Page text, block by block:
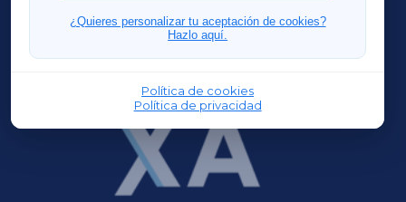
¿Quieres personalizar tu aceptación de cookies?
Hazlo aquí.
Política de cookies
Política de privacidad
FERROLXA
OURENSEXA